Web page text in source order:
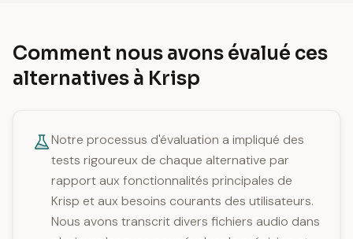
Comment nous avons évalué ces
alternatives à Krisp
Notre processus d'évaluation a impliqué des
tests rigoureux de chaque alternative par
rapport aux fonctionnalités principales de
Krisp et aux besoins courants des utilisateurs.
Nous avons transcrit divers fichiers audio dans